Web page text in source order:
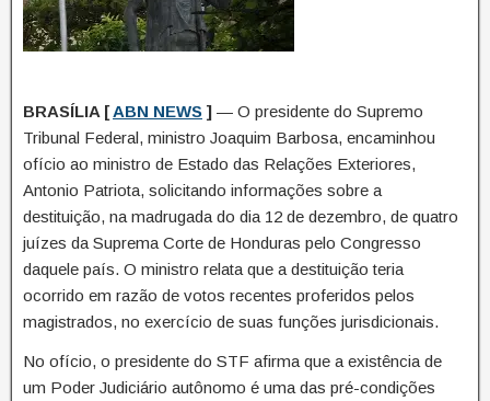
BRASÍLIA [ABN NEWS ] — O presidente do Supremo
Tribunal Federal, ministro Joaquim Barbosa, encaminhou
ofício ao ministro de Estado das Relações Exteriores,
Antonio Patriota, solicitando informações sobre a
destituição, na madrugada do dia 12 de dezembro, de quatro
juízes da Suprema Corte de Honduras pelo Congresso
daquele país. O ministro relata que a destituição teria
ocorrido em razão de votos recentes proferidos pelos
magistrados, no exercício de suas funções jurisdicionais.
No ofício, o presidente do STF afirma que a existência de
um Poder Judiciário autônomo é uma das pré-condições